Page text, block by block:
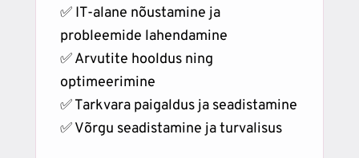
✅ IT-alane nõustamine ja
probleemide lahendamine
✅ Arvutite hooldus ning
optimeerimine
✅ Tarkvara paigaldus ja seadistamine
✅ Võrgu seadistamine ja turvalisus